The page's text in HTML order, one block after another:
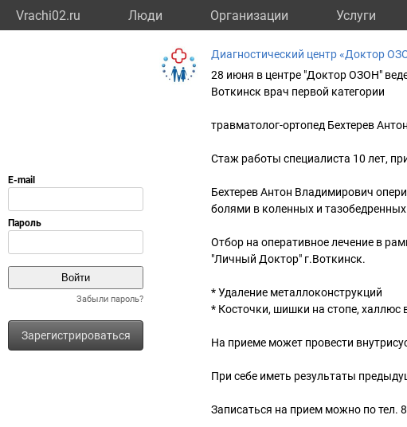
Vrachi02.ru Люди Организации Услуги
Забыли пароль?
Зарегистрироваться
Диагностический центр «Доктор
28 июня в центре "Доктор ОЗОН"
Воткинск врач первой категории
травматолог-ортопед Бехтерев
Стаж работы специалиста 10 лет,
Бехтерев Антон Владимирович
болями в коленных и тазобедренных
Отбор на оперативное лечение в
"Личный Доктор" г.Воткинск.
* Удаление металлоконструкций
* Косточки, шишки на стопе, халлюс
На приеме может провести
При себе иметь результаты
Записаться на прием можно по тел.